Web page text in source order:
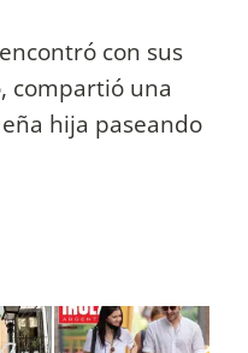
con sus
compartió una
hija paseando